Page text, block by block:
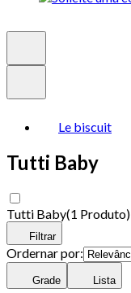
Le biscuit
Tutti Baby
Tutti Baby(1 Produto)
Filtrar
Ordernar por:
Grade Lista